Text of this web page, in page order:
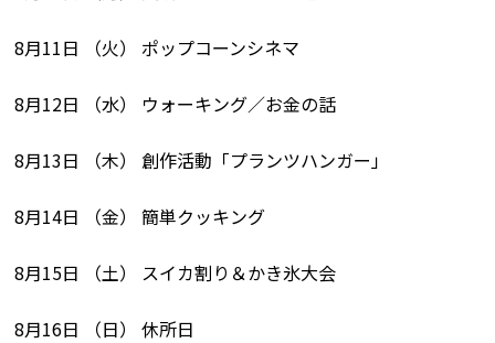
8月11日 （火） ポップコーンシネマ
8月12日 （水） ウォーキング／お金の話
8月13日 （木） 創作活動「プランツハンガー」
8月14日 （金） 簡単クッキング
8月15日 （土） スイカ割り＆かき氷大会
8月16日 （日） 休所日